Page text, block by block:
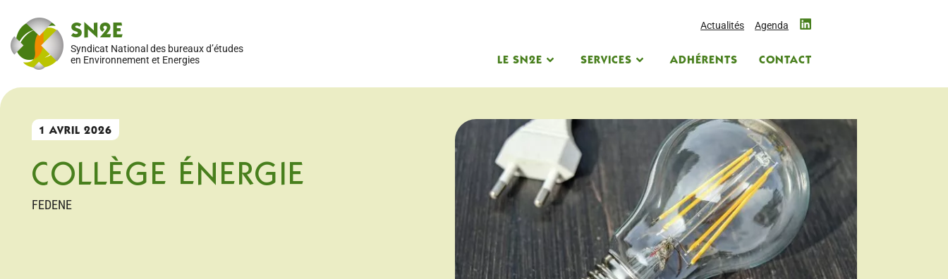
SN2E
Syndicat National des bureaux d’études
en Environnement et Energies
Actualités Agenda
LE SN2E SERVICES ADHÉRENTS CONTACT
1 AVRIL 2026
COLLÈGE ÉNERGIE
FEDENE